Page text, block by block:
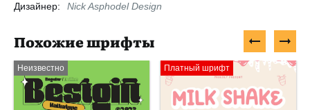
Дизайнер:
Nick Asphodel Design
Похожие шрифты
Неизвестно Платный шрифт